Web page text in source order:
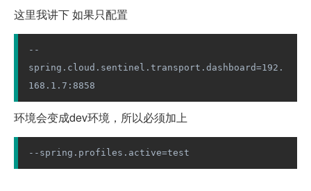
这里我讲下 如果只配置
--
spring.cloud.sentinel.transport.dashboard=192.
168.1.7:8858
环境会变成dev环境，所以必须加上
--spring.profiles.active=test